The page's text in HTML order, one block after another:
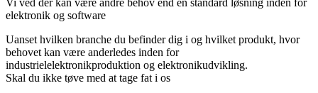
elektronik og software
Uanset hvilken branche du befinder dig i og hvilket produkt, hvor
behovet kan være anderledes inden for
industrielelektronikproduktion og elektronikudvikling.
Skal du ikke tøve med at tage fat i os